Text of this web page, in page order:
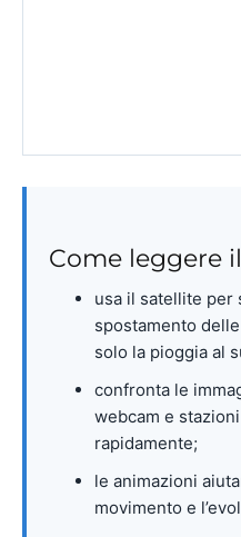
Come leggere
usa il satellite per
spostamento
solo la pioggia al
confronta le
webcam e
rapidamente;
le animazioni
movimento e